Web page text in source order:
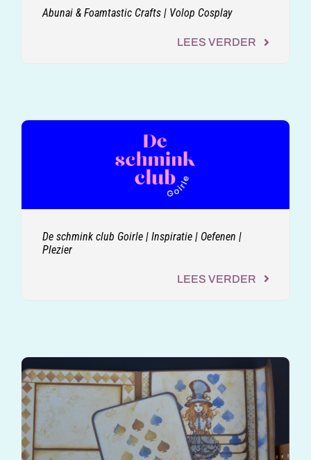
Abunai & Foamtastic Crafts | Volop Cosplay
LEES VERDER
De schmink club Goirle | Inspiratie | Oefenen |
Plezier
LEES VERDER